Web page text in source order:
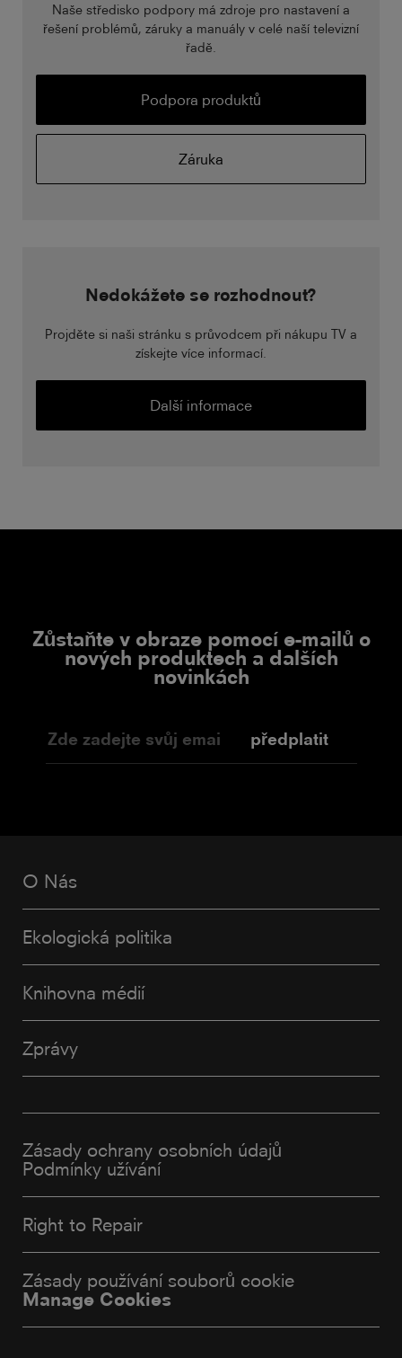
Naše středisko podpory má zdroje pro nastavení a
řešení problémů, záruky a manuály v celé naší televizní
řadě.
Podpora produktů
Záruka
Nedokážete se rozhodnout?
Projděte si naši stránku s průvodcem při nákupu TV a
získejte více informací.
Další informace
Zůstaňte v obraze pomocí e-mailů o
nových produktech a dalších
novinkách
předplatit
O Nás
Ekologická politika
Knihovna médií
Zprávy
Zásady ochrany osobních údajů
Podmínky užívání
Right to Repair
Zásady používání souborů cookie
Manage Cookies